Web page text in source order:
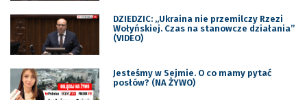
DZIEDZIC: „Ukraina nie przemilczy Rzezi
Wołyńskiej. Czas na stanowcze działania”
(VIDEO)
Jesteśmy w Sejmie. O co mamy pytać
posłów? (NA ŻYWO)